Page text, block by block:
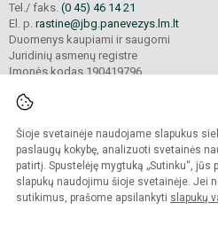
Šioje svetainėje naudojame slapukus
paslaugų kokybę, analizuoti svetainės
patirtį. Spustelėję mygtuką „Sutinku“,
slapukų naudojimu šioje svetainėje. Jei
sutikimus, prašome apsilankyti slapukų
Tel./ faks. (0 45) 46 14 21
El. p. rastine@jbg.panevezys.lm.lt
Duomenys kaupiami ir saugomi
Juridinių asmenų registre
Įmonės kodas 190419796
© 2026. Panevėžio Juozo Balčikonio
Kopijuoti turinį be raštiško
Prieinamumo paraiška
Sumanus būdas atnaujinti